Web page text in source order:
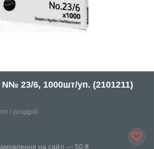
23/6, 1000шт/уп. (2101211)
і роздріб
на сайті — 50 ₴